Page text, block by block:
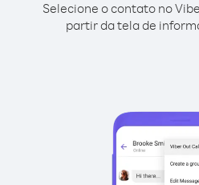
Selecione o contato no
partir da tela de